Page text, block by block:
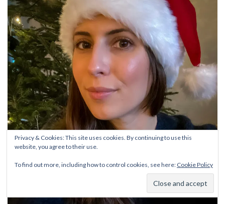
Privacy & Cookies: This site uses cookies. By continuing to use this
website, you agree to their use.
To find out more, including how to control cookies, see here: Cookie Policy